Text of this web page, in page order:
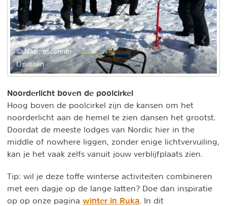
© Naturescanner
IJsvissen
Noorderlicht boven de poolcirkel
Hoog boven de poolcirkel zijn de kansen om het
noorderlicht aan de hemel te zien dansen het grootst.
Doordat de meeste lodges van Nordic hier in the
middle of nowhere liggen, zonder enige lichtvervuiling,
kan je het vaak zelfs vanuit jouw verblijfplaats zien.
Tip: wil je deze toffe winterse activiteiten combineren
met een dagje op de lange latten? Doe dan inspiratie
op op onze pagina winter in Ruka . In dit